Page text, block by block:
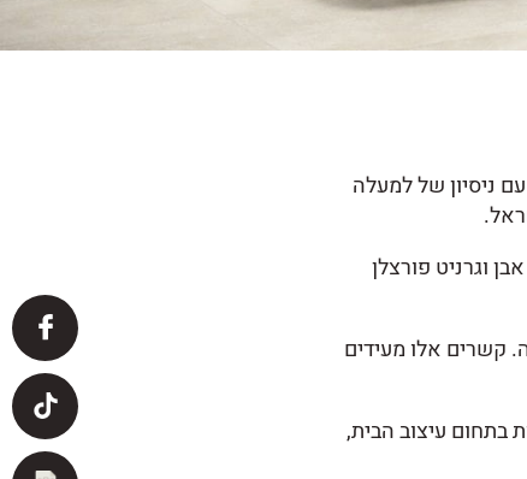
הפועל משנת 1968 באזור התעשייה בירכא. עם ניסיון של למעלה
וגרניט פורצלן
קשרים אלו מעידים
בתחום עיצוב הבית,